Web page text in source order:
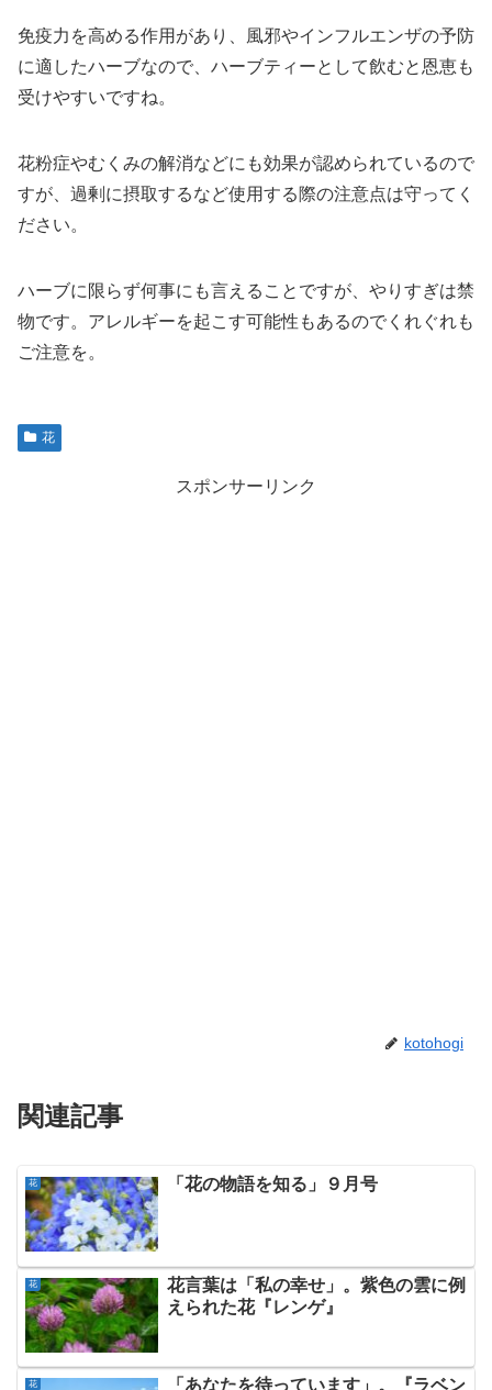
免疫力を高める作用があり、風邪やインフルエンザの予防
に適したハーブなので、ハーブティーとして飲むと恩恵も
受けやすいですね。
花粉症やむくみの解消などにも効果が認められているので
すが、過剰に摂取するなど使用する際の注意点は守ってく
ださい。
ハーブに限らず何事にも言えることですが、やりすぎは禁
物です。アレルギーを起こす可能性もあるのでくれぐれも
ご注意を。
花
スポンサーリンク
kotohogi
関連記事
花 「花の物語を知る」９月号
花
花言葉は「私の幸せ」。紫色の雲に例
えられた花『レンゲ』
花
「あなたを待っています」。『ラベン